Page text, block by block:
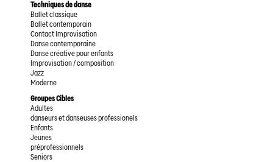
Techniques de danse
Ballet classique
Ballet contemporain
Contact Improvisation
Danse contemporaine
Danse créative pour enfants
Improvisation / composition
Jazz
Moderne
Groupes Cibles
Adultes
danseurs et danseuses professionels
Enfants
Jeunes
préprofessionnels
Seniors